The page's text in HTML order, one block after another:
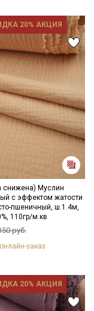
20% АКЦИЯ
снижена) Муслин
с эффектом жатости
пшеничный, ш.1.4м,
110гр/м.кв
руб.
заказ
20% АКЦИЯ